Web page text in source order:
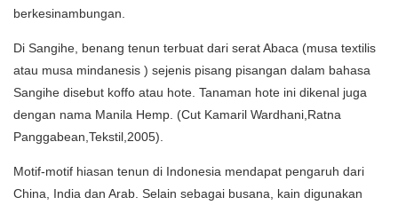
berkesinambungan.
Di Sangihe, benang tenun terbuat dari serat Abaca (musa textilis
atau musa mindanesis ) sejenis pisang pisangan dalam bahasa
Sangihe disebut koffo atau hote. Tanaman hote ini dikenal juga
dengan nama Manila Hemp. (Cut Kamaril Wardhani,Ratna
Panggabean,Tekstil,2005).
Motif-motif hiasan tenun di Indonesia mendapat pengaruh dari
China, India dan Arab. Selain sebagai busana, kain digunakan